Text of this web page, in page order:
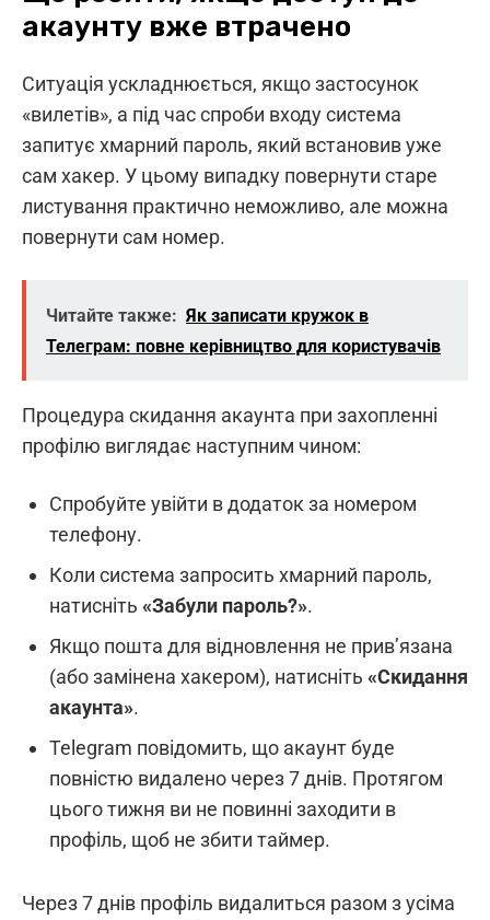
акаунту вже втрачено
Ситуація ускладнюється, якщо застосунок
«вилетів», а під час спроби входу система
запитує хмарний пароль, який встановив уже
сам хакер. У цьому випадку повернути старе
листування практично неможливо, але можна
повернути сам номер.
Читайте также: Як записати кружок в
Телеграм: повне керівництво для користувачів
Процедура скидання акаунта при захопленні
профілю виглядає наступним чином:
Спробуйте увійти в додаток за номером
телефону.
Коли система запросить хмарний пароль,
натисніть «Забули пароль?».
Якщо пошта для відновлення не прив’язана
(або замінена хакером), натисніть «Скидання
акаунта».
Telegram повідомить, що акаунт буде
повністю видалено через 7 днів. Протягом
цього тижня ви не повинні заходити в
профіль, щоб не збити таймер.
Через 7 днів профіль видалиться разом з усіма